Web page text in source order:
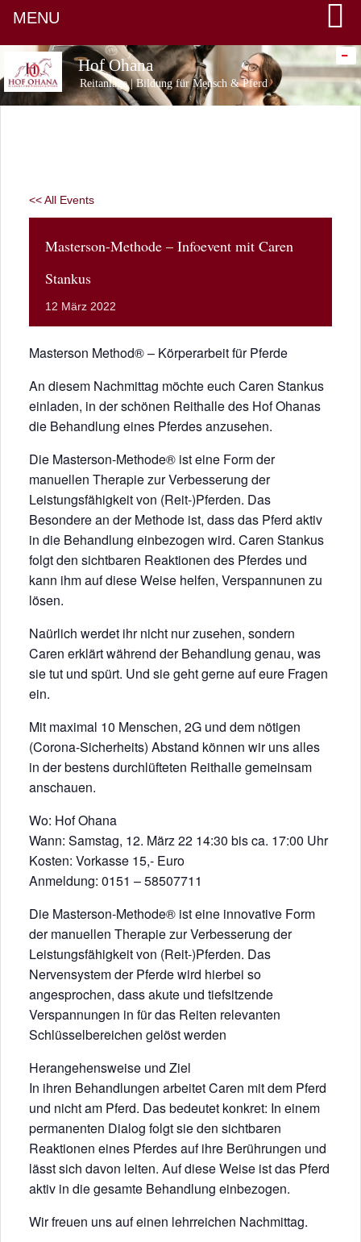
Hof Ohana
Reitanlage | Bildung für Mensch & Pferd
-
<< All Events
Masterson-Methode – Infoevent mit Caren
Stankus
12 März 2022
Masterson Method® – Körperarbeit für Pferde
An diesem Nachmittag möchte euch Caren Stankus
einladen, in der schönen Reithalle des Hof Ohanas
die Behandlung eines Pferdes anzusehen.
Die Masterson-Methode® ist eine Form der
manuellen Therapie zur Verbesserung der
Leistungsfähigkeit von (Reit-)Pferden. Das
Besondere an der Methode ist, dass das Pferd aktiv
in die Behandlung einbezogen wird. Caren Stankus
folgt den sichtbaren Reaktionen des Pferdes und
kann ihm auf diese Weise helfen, Verspannunen zu
lösen.
Naürlich werdet ihr nicht nur zusehen, sondern
Caren erklärt während der Behandlung genau, was
sie tut und spürt. Und sie geht gerne auf eure Fragen
ein.
Mit maximal 10 Menschen, 2G und dem nötigen
(Corona-Sicherheits) Abstand können wir uns alles
in der bestens durchlüfteten Reithalle gemeinsam
anschauen.
Wo: Hof Ohana
Wann: Samstag, 12. März 22 14:30 bis ca. 17:00 Uhr
Kosten: Vorkasse 15,- Euro
Anmeldung: 0151 – 58507711
Die Masterson-Methode® ist eine innovative Form
der manuellen Therapie zur Verbesserung der
Leistungsfähigkeit von (Reit-)Pferden. Das
Nervensystem der Pferde wird hierbei so
angesprochen, dass akute und tiefsitzende
Verspannungen in für das Reiten relevanten
Schlüsselbereichen gelöst werden
Herangehensweise und Ziel
In ihren Behandlungen arbeitet Caren mit dem Pferd
und nicht am Pferd. Das bedeutet konkret: In einem
permanenten Dialog folgt sie den sichtbaren
Reaktionen eines Pferdes auf ihre Berührungen und
lässt sich davon leiten. Auf diese Weise ist das Pferd
aktiv in die gesamte Behandlung einbezogen.
Wir freuen uns auf einen lehrreichen Nachmittag.
MENU